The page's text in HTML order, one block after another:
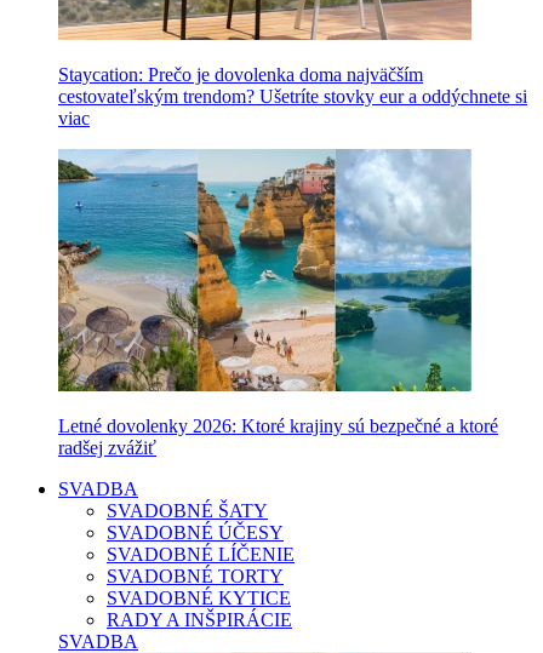
Staycation: Prečo je dovolenka doma najväčším
cestovateľským trendom? Ušetríte stovky eur a oddýchnete si
viac
Letné dovolenky 2026: Ktoré krajiny sú bezpečné a ktoré
radšej zvážiť
SVADBA
SVADOBNÉ ŠATY
SVADOBNÉ ÚČESY
SVADOBNÉ LÍČENIE
SVADOBNÉ TORTY
SVADOBNÉ KYTICE
RADY A INŠPIRÁCIE
SVADBA